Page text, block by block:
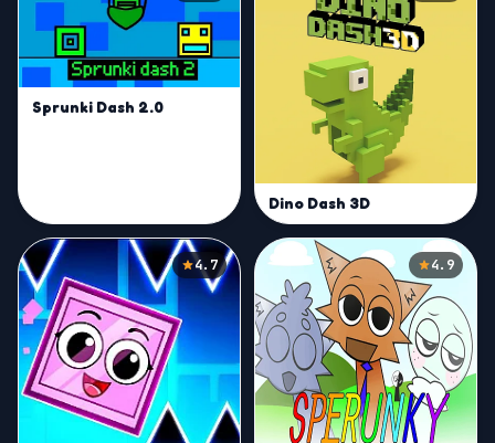
Sprunki Dash 2.0
Dino Dash 3D
4.7 4.9